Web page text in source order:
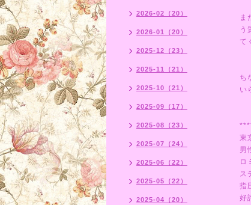
ま
う
て
ち
い
東
男
ロ
ス
指
好
2026-02（20）
2026-01（20）
2025-12（23）
2025-11（21）
2025-10（21）
2025-09（17）
2025-08（23）
2025-07（24）
2025-06（22）
2025-05（22）
2025-04（20）